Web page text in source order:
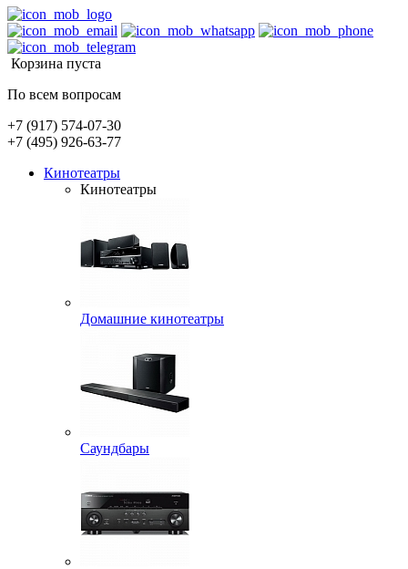
Корзина пуста
По всем вопросам
+7 (917) 574-07-30
+7 (495) 926-63-77
Кинотеатры
Кинотеатры
Домашние кинотеатры
Саундбары